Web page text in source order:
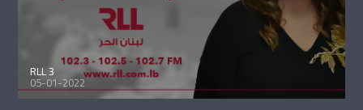
RLL 3
05-01-2022